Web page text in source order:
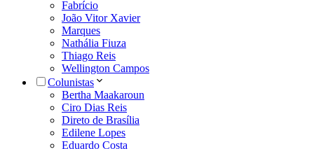
Fabrício
João Vitor Xavier
Marques
Nathália Fiuza
Thiago Reis
Wellington Campos
Colunistas
Bertha Maakaroun
Ciro Dias Reis
Direto de Brasília
Edilene Lopes
Eduardo Costa